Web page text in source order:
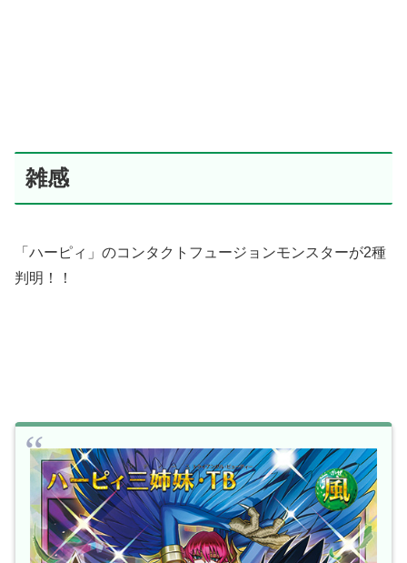
雑感
「ハーピィ」のコンタクトフュージョンモンスターが2種
判明！！